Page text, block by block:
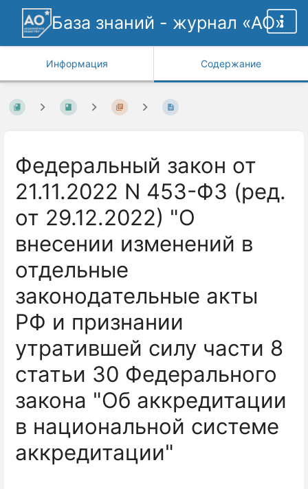
База знаний - журнал «АО»
Информация Содержание
Федеральный закон от
21.11.2022 N 453-ФЗ (ред.
от 29.12.2022) "О
внесении изменений в
отдельные
законодательные акты
РФ и признании
утратившей силу части 8
статьи 30 Федерального
закона "Об аккредитации
в национальной системе
аккредитации"